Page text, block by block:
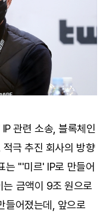
관련 소송, 블록체인
극 추진 회사의 방향
는 "'미르' IP로 만들어
는 금액이 9조 원으로
들어졌는데, 앞으로